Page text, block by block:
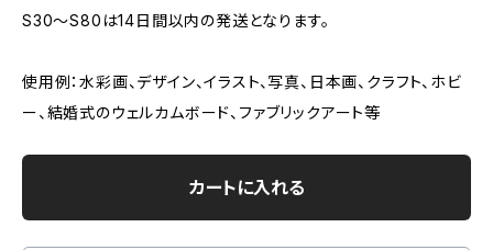
S30～S80は14日間以内の発送となります。
使用例：水彩画、デザイン、イラスト、写真、日本画、クラフト、ホビ
ー、結婚式のウェルカムボード、ファブリックアート等
カートに入れる